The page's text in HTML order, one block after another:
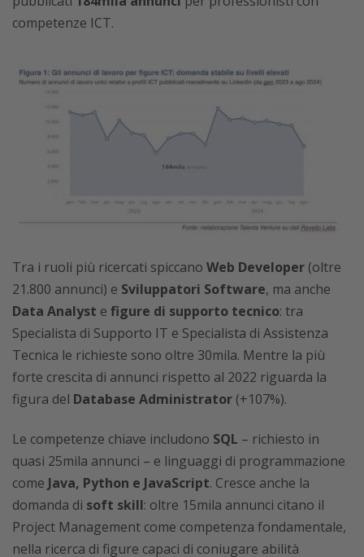
competenze ICT.
Tra i ruoli più ricercati spiccano Web Developer (oltre
21.800 annunci) e Sviluppatori Software, ma anche
Data Analyst e figure di supporto tecnico: tra
Specialista di Supporto IT e Specialista di Assistenza
Tecnica le richieste sono oltre 30mila. Mentre la più
forte crescita di annunci rispetto al 2022 riguarda la
figura del Database Administrator (+107%).
Le competenze chiave includono SQL – richiesto in
quasi 25mila annunci – e linguaggi di programmazione
come Java, Python e JavaScript. Cresce anche la
domanda di soft skill: oltre 15mila annunci citano il
Project Management come competenza fondamentale,
nella ricerca di figure capaci di coniugare abilità